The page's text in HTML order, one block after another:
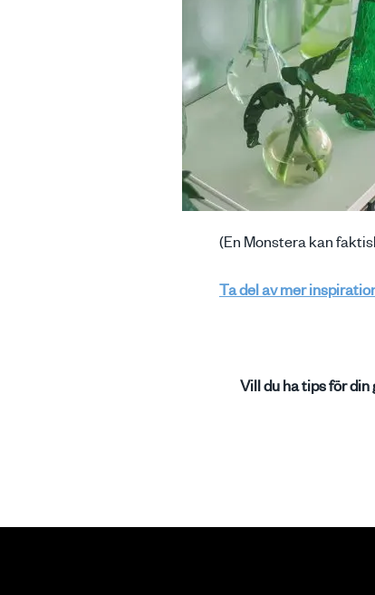
(En Monstera kan
Ta del av mer
Vill du ha tips för